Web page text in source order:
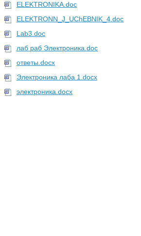
ELEKTRONIKA.doc
ELEKTRONN_J_UChEBNIK_4.doc
Lab3.doc
лаб раб Электроника.doc
ответы.docx
Электроника лаба 1.docx
электроника.docx